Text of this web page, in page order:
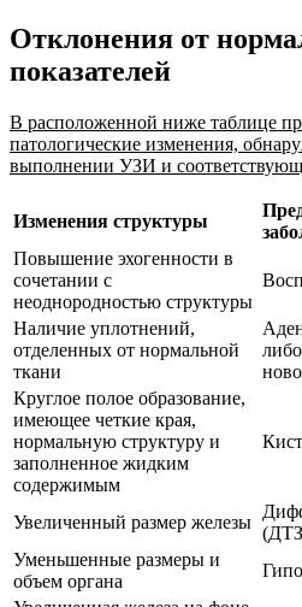
Отклонения от
показателей
В расположенной ниже таблице
патологические изменения,
выполнении УЗИ и
Изменения структуры
Повышение эхогенности в
сочетании с
неоднородностью структуры
Наличие уплотнений,
отделенных от нормальной
ткани
Круглое полое образование,
имеющее четкие края,
нормальную структуру и
заполненное жидким
содержимым
Увеличенный размер железы
Уменьшенные размеры и
объем органа